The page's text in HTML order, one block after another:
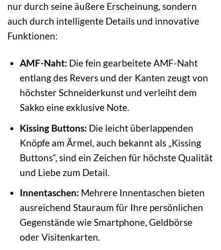
nur durch seine äußere Erscheinung, sondern
auch durch intelligente Details und innovative
Funktionen:
AMF-Naht: Die fein gearbeitete AMF-Naht
entlang des Revers und der Kanten zeugt von
höchster Schneiderkunst und verleiht dem
Sakko eine exklusive Note.
Kissing Buttons: Die leicht überlappenden
Knöpfe am Ärmel, auch bekannt als „Kissing
Buttons“, sind ein Zeichen für höchste Qualität
und Liebe zum Detail.
Innentaschen: Mehrere Innentaschen bieten
ausreichend Stauraum für Ihre persönlichen
Gegenstände wie Smartphone, Geldbörse
oder Visitenkarten.